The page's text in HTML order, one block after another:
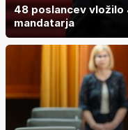
48 poslancev vložilo
mandatarja